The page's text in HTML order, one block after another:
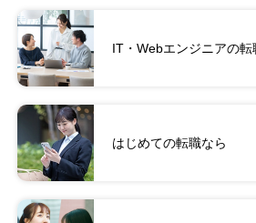
IT・Webエンジニアの転
はじめての転職なら